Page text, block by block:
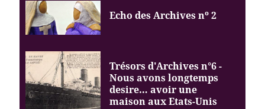
Echo des Archives nº 2
Trésors d'Archives n°6 -
Nous avons longtemps
desire… avoir une
maison aux Etats-Unis